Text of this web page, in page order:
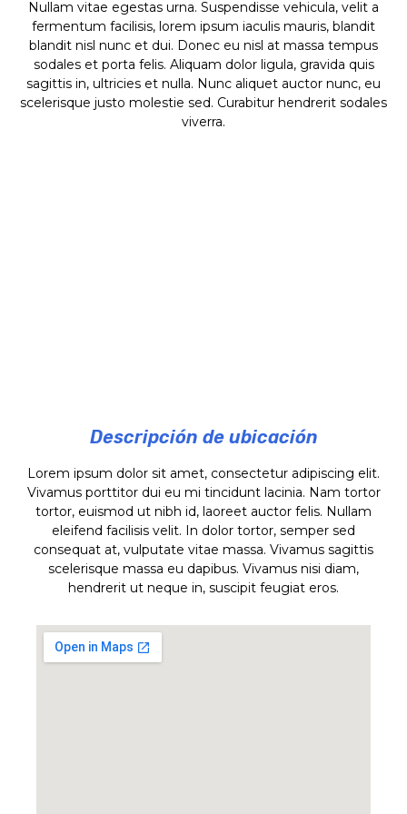
Nullam vitae egestas urna. Suspendisse vehicula, velit a
fermentum facilisis, lorem ipsum iaculis mauris, blandit
blandit nisl nunc et dui. Donec eu nisl at massa tempus
sodales et porta felis. Aliquam dolor ligula, gravida quis
sagittis in, ultricies et nulla. Nunc aliquet auctor nunc, eu
scelerisque justo molestie sed. Curabitur hendrerit sodales
viverra.
Descripción de ubicación
Lorem ipsum dolor sit amet, consectetur adipiscing elit.
Vivamus porttitor dui eu mi tincidunt lacinia. Nam tortor
tortor, euismod ut nibh id, laoreet auctor felis. Nullam
eleifend facilisis velit. In dolor tortor, semper sed
consequat at, vulputate vitae massa. Vivamus sagittis
scelerisque massa eu dapibus. Vivamus nisi diam,
hendrerit ut neque in, suscipit feugiat eros.